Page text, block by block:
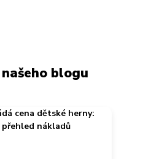
blogu